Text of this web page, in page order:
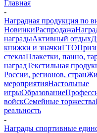
Главная
-
Наградная продукция по
НовинкиРаспродажа
наградыАктивный отдых
книжки и значкиГТО
стеклаПлакетки, панно,
наградТекстильная
России, регионов, стран
мероприятияНастольные
игрыОбразование
войскСемейные торжества
реальность
-
Награды спортивные